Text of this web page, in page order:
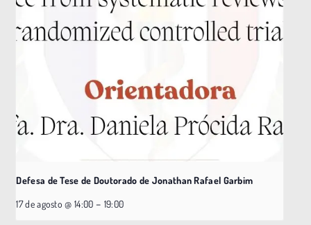
Defesa de Tese de Doutorado de Jonathan Rafael Garbim
17 de agosto @ 14:00 – 19:00